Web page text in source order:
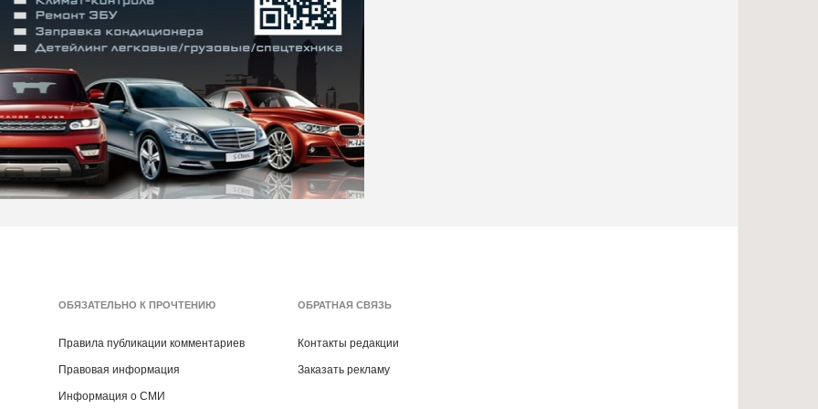
ОБЯЗАТЕЛЬНО К ПРОЧТЕНИЮ
Правила публикации комментариев
Правовая информация
Информация о СМИ
ОБРАТНАЯ СВЯЗЬ
Контакты редакции
Заказать рекламу